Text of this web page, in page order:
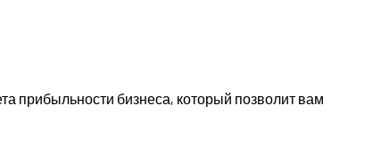
прибыльности бизнеса, который позволит вам